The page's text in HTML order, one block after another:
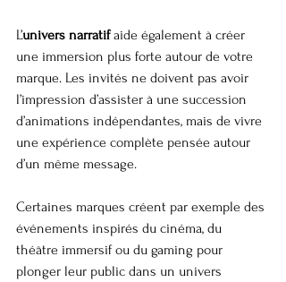
L’univers narratif aide également à créer
une immersion plus forte autour de votre
marque. Les invités ne doivent pas avoir
l’impression d’assister à une succession
d’animations indépendantes, mais de vivre
une expérience complète pensée autour
d’un même message.
Certaines marques créent par exemple des
événements inspirés du cinéma, du
théâtre immersif ou du gaming pour
plonger leur public dans un univers